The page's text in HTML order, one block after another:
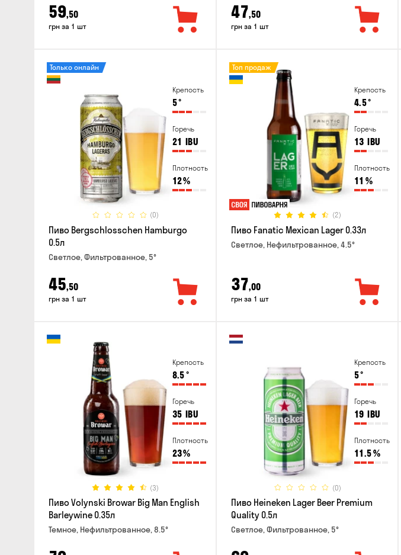
59,50
грн за 1 шт
47,50
грн за 1 шт
Крепость
5°
Горечь
21 IBU
Плотность
12%
(0)
Только онлайн
Пиво Bergschlosschen Hamburgo
0.5л
Светлое, Фильтрованное, 5°
45,50
грн за 1 шт
Крепость
4.5°
Горечь
13 IBU
Плотность
11 %
(2)
Топ продаж
Пиво Fanatic Mexican Lager 0.33л
Светлое, Нефильтрованное, 4.5°
37,00
грн за 1 шт
Крепость
8.5°
Горечь
35 IBU
Плотность
23%
(3)
Пиво Volynski Browar Big Man English
Barleywine 0.35л
Темное, Нефильтрованное, 8.5°
Крепость
5°
Горечь
19 IBU
Плотность
11.5%
(0)
Пиво Heineken Lager Beer Premium
Quality 0.5л
Светлое, Фильтрованное, 5°